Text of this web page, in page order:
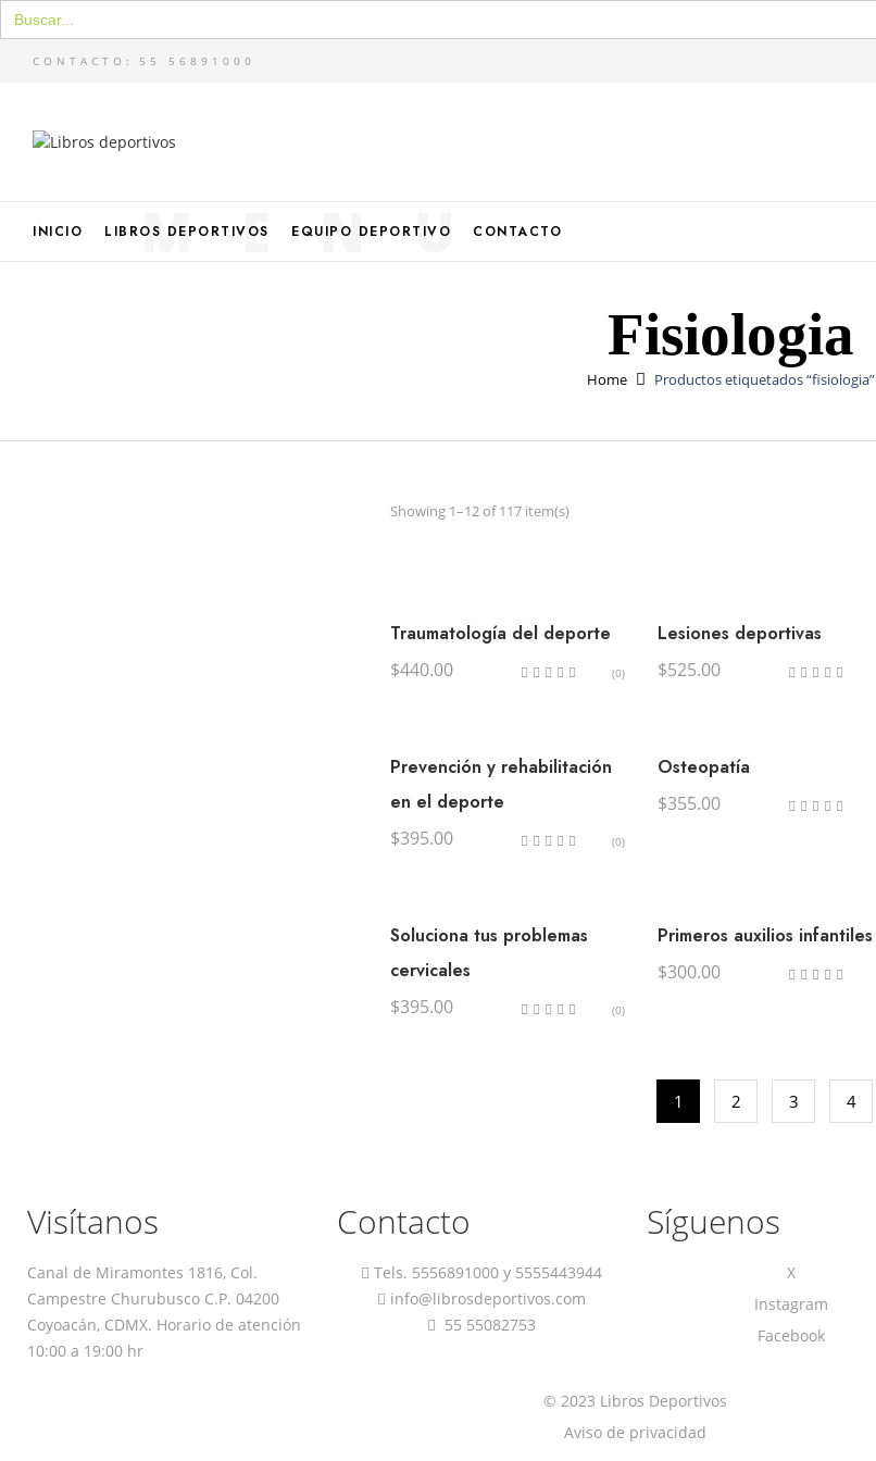
Buscar:
CONTACTO: 55 56891000
INICIO LIBROS DEPORTIVOS EQUIPO DEPORTIVO CONTACTO
MENU
Fisiologia
Home Productos etiquetados “fisiologia”
Showing 1–12 of 117 item(s)
Traumatología del deporte
$440.00 (0)
Lesiones deportivas
$525.00
Prevención y rehabilitación
en el deporte
$395.00 (0)
Osteopatía
$355.00
Soluciona tus problemas
cervicales
$395.00 (0)
Primeros auxilios infantiles
$300.00
1 2 3 4
Visítanos
Canal de Miramontes 1816, Col.
Campestre Churubusco C.P. 04200
Coyoacán, CDMX. Horario de atención
10:00 a 19:00 hr
Contacto
Tels. 5556891000y 5555443944
info@librosdeportivos.com
55 55082753
Síguenos
X
Instagram
Facebook
© 2023 Libros Deportivos
Aviso de privacidad